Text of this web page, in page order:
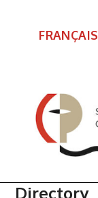
FRANÇAIS
Directory